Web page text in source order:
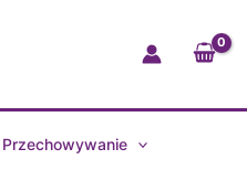
Przechowywanie
106286078700